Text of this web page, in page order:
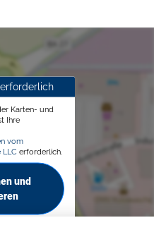
Karten- und
Ihre
vom
erforderlich.
und